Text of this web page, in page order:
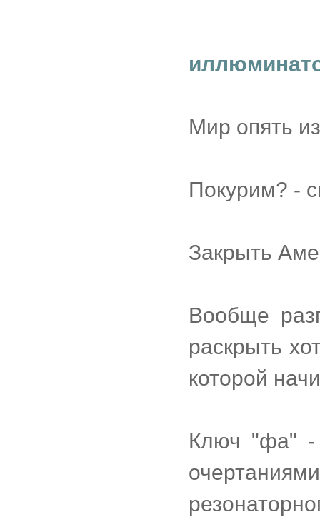
Мир опять
Покурим? -
Закрыть
Вообще
раскрыть
которой
Ключ "фа" -